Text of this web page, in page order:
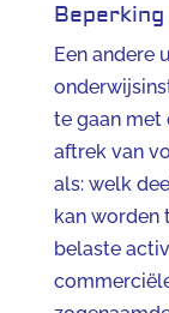
Een andere
te gaan met
aftrek van
als: welk
kan worden
belaste